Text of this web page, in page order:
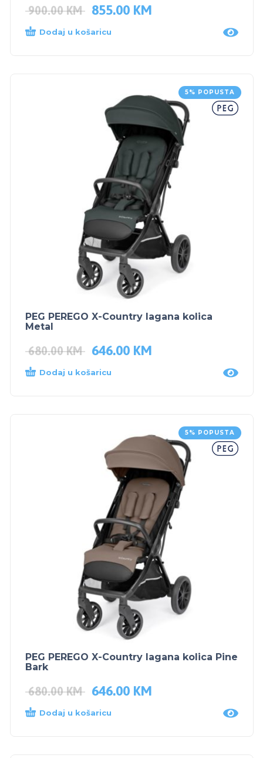
900.00KM 855.00 KM
Dodaj u košaricu
5% POPUSTA
PEG PEREGO X-Country lagana kolica
Metal
680.00KM 646.00 KM
Dodaj u košaricu
5% POPUSTA
PEG PEREGO X-Country lagana kolica Pine
Bark
680.00KM 646.00 KM
Dodaj u košaricu